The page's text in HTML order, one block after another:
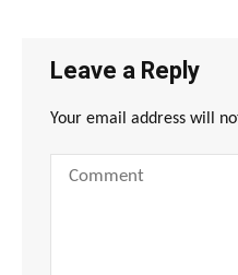
Leave a Reply
Your email address will